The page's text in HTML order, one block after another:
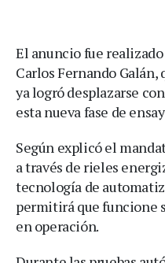
El anuncio fue
Carlos Fernando
ya logró desplazarse
esta nueva fase de
Según explicó el
a través de rieles
tecnología de
permitirá que funcione
en operación.